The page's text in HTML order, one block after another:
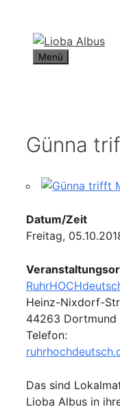
springen
Menü
Günna
Datum/Zeit
Freitag,
Heinz-Nixdorf-
44263 Dortmund
Telefon:
Das sind
Lioba Albus in